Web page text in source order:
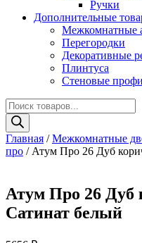
Ручки
Дополнительные
Межкомнатные
Перегородки
Декоративные
Плинтуса
Стеновые
Поиск
товаров
Главная /Межкомнатные
про / Атум Про 26 Дуб
Атум Про 26 Дуб
Сатинат белый